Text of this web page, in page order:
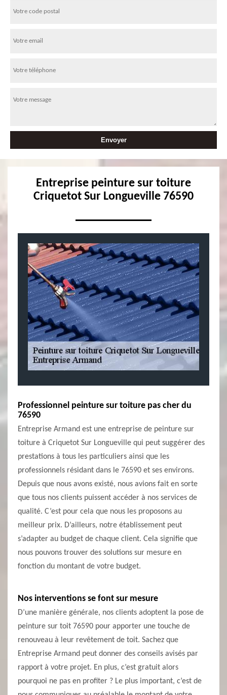
Entreprise peinture sur toiture
Criquetot Sur Longueville 76590
Professionnel peinture sur toiture pas cher du
76590
Entreprise Armand est une entreprise de peinture sur
toiture à Criquetot Sur Longueville qui peut suggérer des
prestations à tous les particuliers ainsi que les
professionnels résidant dans le 76590 et ses environs.
Depuis que nous avons existé, nous avions fait en sorte
que tous nos clients puissent accéder à nos services de
qualité. C’est pour cela que nous les proposons au
meilleur prix. D’ailleurs, notre établissement peut
s’adapter au budget de chaque client. Cela signifie que
nous pouvons trouver des solutions sur mesure en
fonction du montant de votre budget.
Nos interventions se font sur mesure
D’une manière générale, nos clients adoptent la pose de
peinture sur toit 76590 pour apporter une touche de
renouveau à leur revêtement de toit. Sachez que
Entreprise Armand peut donner des conseils avisés par
rapport à votre projet. En plus, c’est gratuit alors
pourquoi ne pas en profiter ? Le plus important, c’est de